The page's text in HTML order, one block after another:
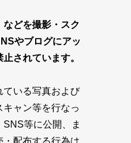
どを撮影・スク
やブログにアッ
されています。
ている写真および
ャン等を行なっ
等に公開、ま
・配布する行為は